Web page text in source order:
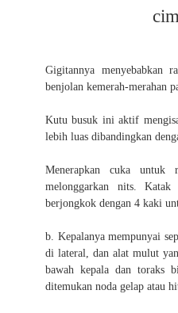
Gigitannya menyebabkan
benjolan kemerah-merahan
Kutu busuk ini aktif
lebih luas dibandingkan
Menerapkan cuka untuk
melonggarkan nits.
berjongkok dengan 4 kaki
b. Kepalanya mempunyai
di lateral, dan alat mulut
bawah kepala dan toraks
ditemukan noda gelap atau